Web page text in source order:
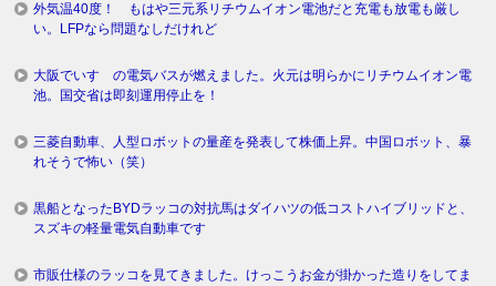
外気温40度！ もはや三元系リチウムイオン電池だと充電も放電も厳し
い。LFPなら問題なしだけれど
大阪でいすゞの電気バスが燃えました。火元は明らかにリチウムイオン電
池。国交省は即刻運用停止を！
三菱自動車、人型ロボットの量産を発表して株価上昇。中国ロボット、暴
れそうで怖い（笑）
黒船となったBYDラッコの対抗馬はダイハツの低コストハイブリッドと、
スズキの軽量電気自動車です
市販仕様のラッコを見てきました。けっこうお金が掛かった造りをしてま